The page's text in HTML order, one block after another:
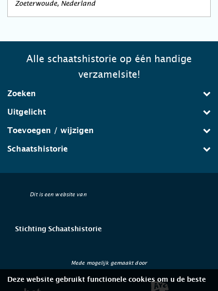
Zoeterwoude, Nederland
Alle schaatshistorie op één handige
verzamelsite!
Zoeken
Uitgelicht
Toevoegen / wijzigen
Schaatshistorie
Dit is een website van
Stichting Schaatshistorie
Mede mogelijk gemaakt door
Deze website gebruikt functionele cookies om u de beste